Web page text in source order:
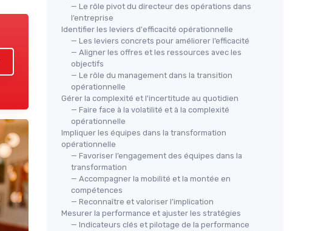
— Le rôle pivot du directeur des opérations dans
l’entreprise
Identifier les leviers d'efficacité opérationnelle
— Les leviers concrets pour améliorer l’efficacité
— Aligner les offres et les ressources avec les
objectifs
— Le rôle du management dans la transition
opérationnelle
Gérer la complexité et l'incertitude au quotidien
— Faire face à la volatilité et à la complexité
opérationnelle
Impliquer les équipes dans la transformation
opérationnelle
— Favoriser l’engagement des équipes dans la
transformation
— Accompagner la mobilité et la montée en
compétences
— Reconnaître et valoriser l’implication
Mesurer la performance et ajuster les stratégies
— Indicateurs clés et pilotage de la performance